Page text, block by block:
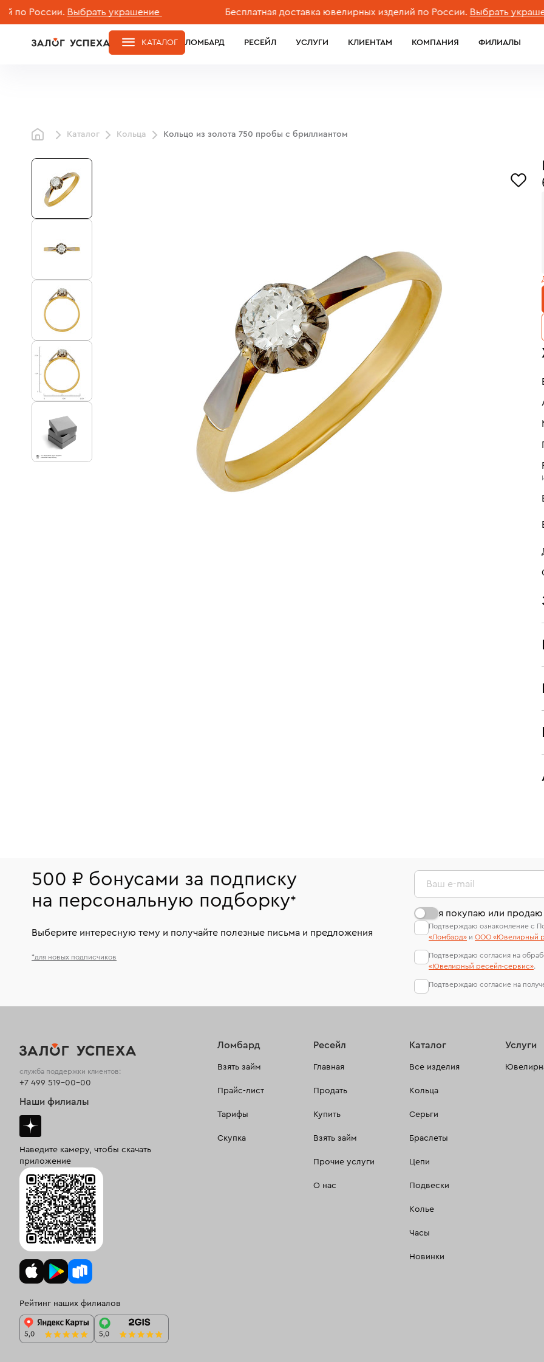
Выбрать украшение Бесплатная доставка ювелирных изделий по России. Выбрать украшение
ЛОМБАРД РЕСЕЙЛ УСЛУГИ КЛИЕНТАМ КОМПАНИЯ ФИЛИАЛЫ
КАТАЛОГ
Каталог Кольца Кольцо из золота 750 пробы с бриллиантом
500 ₽ бонусами за подписку
на персональную подборку*
Выберите интересную тему и получайте полезные письма и предложения
*для новых подписчиков
Ваш e-mail
я покупаю или
Подтверждаю ознакомление с
«Ломбард» и ООО «Ювелирный
Подтверждаю согласия на
«Ювелирный ресейл-сервиc».
Подтверждаю согласие на
Ломбард
Взять займ
Прайс-лист
Тарифы
Скупка
Ресейл
Главная
Продать
Купить
Взять займ
Прочие услуги
О нас
Каталог
Все изделия
Кольца
Серьги
Браслеты
Цепи
Подвески
Колье
Часы
Новинки
Услуги
служба поддержки клиентов:
+7 499 519-00-00
Наши филиалы
Наведите камеру, чтобы скачать
приложение
Рейтинг наших филиалов